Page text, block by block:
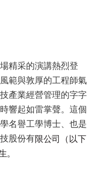
精采的演講熱烈登
範與敦厚的工程師氣
產業經營管理的字字
響起如雷掌聲。這個
名譽工學博士、也是
股份有限公司（以下
。